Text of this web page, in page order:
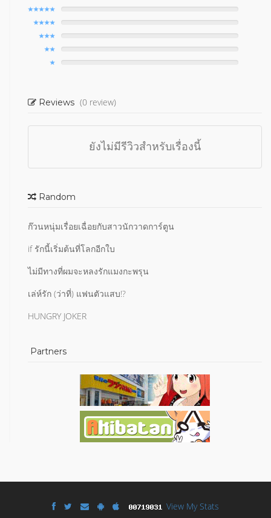
Reviews (0 review)
ยังไม่มีรีวิวสำหรับเรื่องนี้
Random
ก๊วนหนุ่มเรื่อยเฉื่อยกับสาวนักวาดการ์ตูน
if รักนี้เริ่มต้นที่โลกอีกใบ
ไม่มีทางที่ผมจะหลงรักแมงกะพรุน
เล่ห์รัก (ว่าที่) แฟนตัวแสบ!?
HUNGRY JOKER
Partners
View My Stats